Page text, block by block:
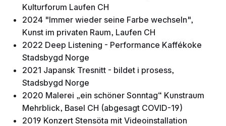
Kulturforum Laufen CH
2024 "Immer wieder seine Farbe wechseln",
Kunst im privaten Raum, Laufen CH
2022 Deep Listening - Performance Kaffékoke
Stadsbygd Norge
2021 Japansk Tresnitt - bildet i prosess,
Stadsbygd Norge
2020 Malerei „ein schöner Sonntag“ Kunstraum
Mehrblick, Basel CH (abgesagt COVID-19)
2019 Konzert Stensöta mit Videoinstallation